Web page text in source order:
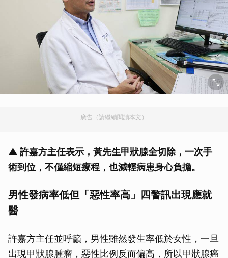
廣告（請繼續閱讀本文）
▲ 許嘉方主任表示，黃先生甲狀腺全切除，一次手
術到位，不僅縮短療程，也減輕病患身心負擔。
男性發病率低但「惡性率高」四警訊出現應就
醫
許嘉方主任並呼籲，男性雖然發生率低於女性，一旦
出現甲狀腺腫瘤，惡性比例反而偏高，所以甲狀腺癌